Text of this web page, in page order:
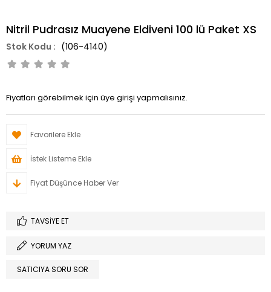
Nitril Pudrasız Muayene Eldiveni 100 lü Paket XS
(106-4140)
Fiyatları görebilmek için üye girişi yapmalısınız.
Favorilere Ekle
İstek Listeme Ekle
Fiyat Düşünce Haber Ver
TAVSIYE ET
YORUM YAZ
SATICIYA SORU SOR